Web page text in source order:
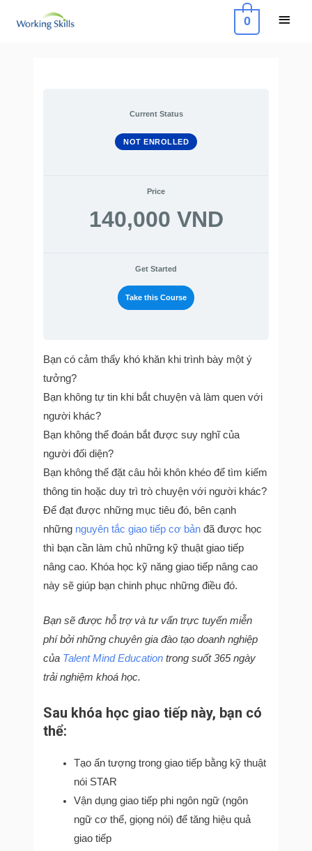
0
Current Status
NOT ENROLLED
Price
140,000 VND
Get Started
Take this Course
Bạn có cảm thấy khó khăn khi trình bày một ý
tưởng?
Bạn không tự tin khi bắt chuyện và làm quen với
người khác?
Bạn không thể đoán bắt được suy nghĩ của
người đối diện?
Bạn không thể đặt câu hỏi khôn khéo để tìm kiếm
thông tin hoặc duy trì trò chuyện với người khác?
Để đạt được những mục tiêu đó, bên cạnh
những nguyên tắc giao tiếp cơ bản đã được học
thì bạn cần làm chủ những kỹ thuật giao tiếp
nâng cao. Khóa học kỹ năng giao tiếp nâng cao
này sẽ giúp bạn chinh phục những điều đó.
Bạn sẽ được hỗ trợ và tư vấn trực tuyến miễn
phí bởi những chuyên gia đào tạo doanh nghiệp
của Talent Mind Education trong suốt 365 ngày
trải nghiệm khoá học.
Sau khóa học giao tiếp này, bạn có
thể:
Tạo ấn tượng trong giao tiếp bằng kỹ thuật
nói STAR
Vận dụng giao tiếp phi ngôn ngữ (ngôn
ngữ cơ thể, giọng nói) để tăng hiệu quả
giao tiếp